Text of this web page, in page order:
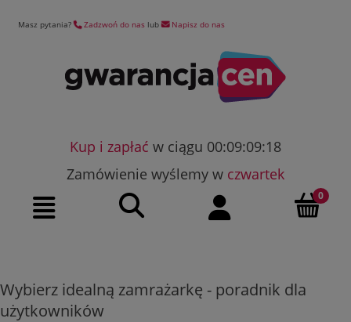
Masz pytania? Zadzwoń do nas lub Napisz do nas
Kup i zapłać w ciągu 00:09:09:17
Zamówienie wyślemy w czwartek
Wybierz idealną zamrażarkę - poradnik dla
użytkowników